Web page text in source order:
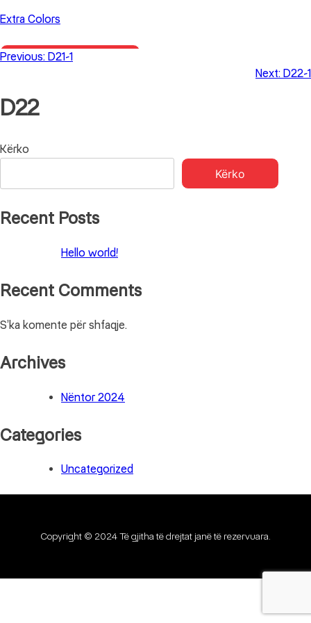
Skip
content
Extra Colors
Primary Menu
D22
Lëvizje
Previous: D21-1
Next: D22-1
Kërko
Kërko
Recent Posts
Hello world!
Recent Comments
S’ka komente për shfaqje.
Archives
Nëntor 2024
Categories
Uncategorized
Copyright © 2024 Të gjitha të drejtat janë të rezervuara.